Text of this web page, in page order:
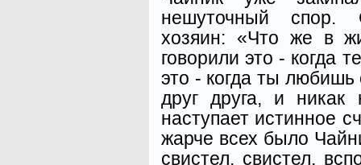
нешуточный спор.
хозяин: «Что же в
говорили это - когда
это - когда ты
друг друга, и
наступает истинное
жарче всех было
свистел, свистел,